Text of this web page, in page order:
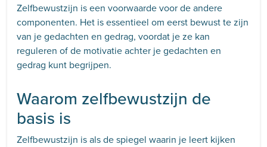
Zelfbewustzijn is een voorwaarde voor de andere
componenten. Het is essentieel om eerst bewust te zijn
van je gedachten en gedrag, voordat je ze kan
reguleren of de motivatie achter je gedachten en
gedrag kunt begrijpen.
Waarom zelfbewustzijn de
basis is
Zelfbewustzijn is als de spiegel waarin je leert kijken